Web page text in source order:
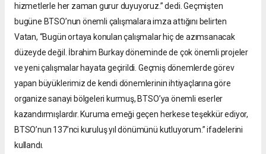
hizmetlerle her zaman gurur duyuyoruz.” dedi. Geçmişten
bugüne BTSO’nun önemli çalışmalara imza attığını belirten
Vatan, “Bugün ortaya konulan çalışmalar hiç de azımsanacak
düzeyde değil. İbrahim Burkay döneminde de çok önemli projeler
ve yeni çalışmalar hayata geçirildi. Geçmiş dönemlerde görev
yapan büyüklerimiz de kendi dönemlerinin ihtiyaçlarına göre
organize sanayi bölgeleri kurmuş, BTSO’ya önemli eserler
kazandırmışlardır. Kuruma emeği geçen herkese teşekkür ediyor,
BTSO’nun 137’nci kuruluş yıl dönümünü kutluyorum.” ifadelerini
kullandı.